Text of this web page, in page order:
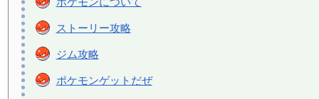
ストーリー攻略
ジム攻略
ポケモンゲットだぜ